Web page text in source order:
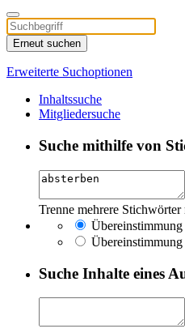
Erneut suchen
Erweiterte Suchoptionen
Inhaltssuche
Mitgliedersuche
Suche mithilfe von
Trenne mehrere
Suche Inhalte eines